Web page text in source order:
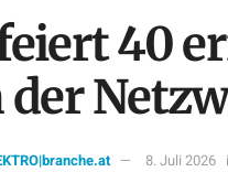
40
der
8. Juli 2026